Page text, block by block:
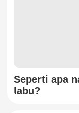
Seperti apa
labu?